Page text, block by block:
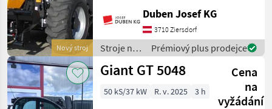
Nový stroj
elektroproportinaler
Joystick 4 in 1 und FNR-
Umschaltung,
Heizung/Lüftung, hydr.
Schnellwechselsystem u
Duben Josef KG
3710 Ziersdorf
Stroje na
stavbu /
Dieci
Prémiový plus prodejce
Giant GT 5048
Cena
na
vyžádání
50 kS/37 kW R. v. 2025 3 h